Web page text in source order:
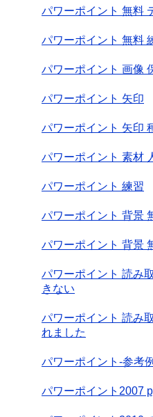
パワーポイント 無料
パワーポイント 無料
パワーポイント 画像
パワーポイント 矢印
パワーポイント 矢印
パワーポイント 素材
パワーポイント 練習
パワーポイント 背景
パワーポイント 背景
パワーポイント 読み
きない
パワーポイント 読み
れました
パワーポイント-参考例
パワーポイント2007